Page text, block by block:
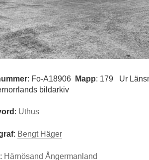
: Fo-A18906 Mapp: 179
Ur
bildarkiv
: Uthus
: Bengt Häger
: Härnösand Ångermanland